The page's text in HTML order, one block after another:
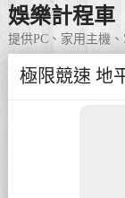
娛樂計程車
提供PC、家用主機
極限競速 地